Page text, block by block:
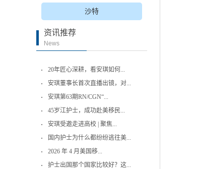
沙特
资讯推荐
News
20年匠心深耕，看安琪如何...
安琪董事长首次直播出镜，对...
安琪第63期RN/CGN“...
45岁江护士，成功赴美移民...
安琪受邀走进高校 | 聚焦...
国内护士为什么都纷纷逃往美...
2026 年 4 月美国移...
护士出国那个国家比较好？这...